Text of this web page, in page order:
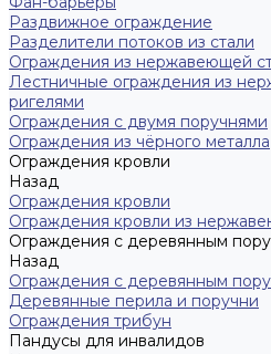
Раздвижное ограждение
Разделители потоков из стали
Ограждения из нержавеющей
Лестничные ограждения из
ригелями
Ограждения с двумя поручнями
Ограждения из чёрного металла
Ограждения кровли
Назад
Ограждения кровли
Ограждения кровли из
Ограждения с деревянным
Назад
Ограждения с деревянным
Деревянные перила и поручни
Ограждения трибун
Пандусы для инвалидов